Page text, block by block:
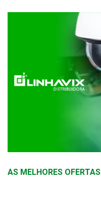
AS MELHORES OFERTAS